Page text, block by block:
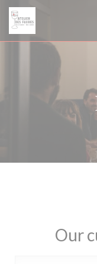
Personalizing your cookie
Our